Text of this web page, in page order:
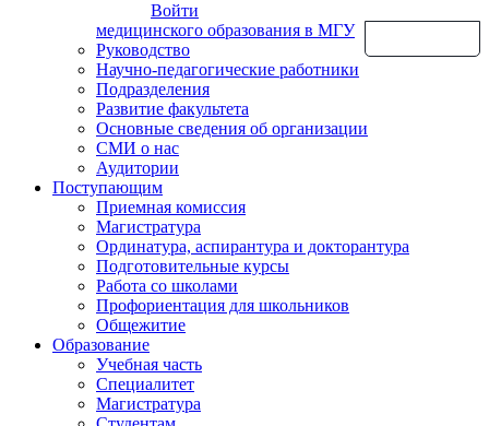
Войти
медицинского образования в МГУ
Руководство
Научно-педагогические работники
Подразделения
Развитие факультета
Основные сведения об организации
СМИ о нас
Аудитории
Поступающим
Приемная комиссия
Магистратура
Ординатура, аспирантура и докторантура
Подготовительные курсы
Работа со школами
Профориентация для школьников
Общежитие
Образование
Учебная часть
Специалитет
Магистратура